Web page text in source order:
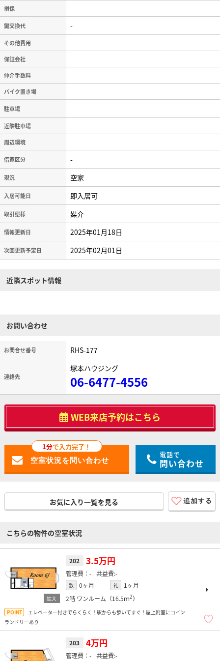
損保
鍵交換代 -
その他費用
保証会社
仲介手数料
バイク置き場
駐車場
近隣駐車場
周辺環境
借家区分 -
現況 空家
入居可能日 即入居可
取引態様 媒介
情報更新日 2025年01月18日
次回更新予定日 2025年02月01日
近隣スポット情報
お問い合わせ
お問合せ番号 RHS-177
連絡先
塚本ハウジング
06-6477-4556
WEB来店予約はこちら
1分で入力完了！
電話で
問い合わせ
お気に入り一覧を見る
こちらの物件の空室状況
202 3.5万円
- -
敷 0ヶ月 礼
1ヶ月
2階 ワンルーム（16.5ｍ2）
エレベーター付きでらくらく！駅からも歩いてすぐ！屋上附室にコイン
ランドリーあり
203 4万円
- -